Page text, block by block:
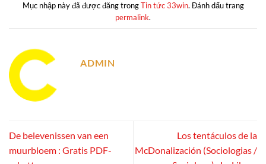
Mục nhập này đã được đăng trongTin tức 33win. Đánh dấu trang
permalink.
ADMIN
De belevenissen van een
muurbloem : Gratis PDF-
Los tentáculos de la
McDonalización (Sociologias /